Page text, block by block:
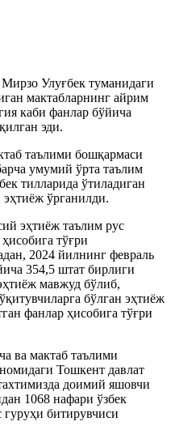
Улуғбек туманидаги
мактабларнинг айрим
каби фанлар бўйича
эди.
таълими бошқармаси
умумий ўрта таълим
тилларида ўтиладиган
эҳтиёж ўрганилди.
эҳтиёж таълим рус
тўғри
2024 йилнинг февраль
354,5 штат бирлиги
мавжуд бўлиб,
бўлган эҳтиёж
фанлар ҳисобига тўғри
ва мактаб таълими
Тошкент давлат
доимий яшовчи
1068 нафари ўзбек
битирувчиси